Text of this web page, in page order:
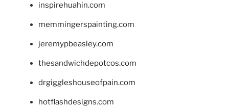
inspirehuahin.com
memmingerspainting.com
jeremypbeasley.com
thesandwichdepotcos.com
drgiggleshouseofpain.com
hotflashdesigns.com